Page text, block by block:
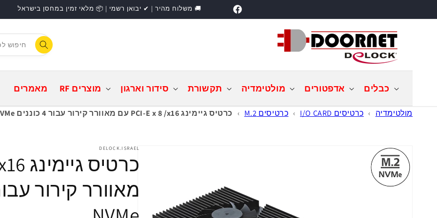
Facebook
🚚 משלוח מהיר | ✔ יבואן רשמי | 📦 מלאי זמין במחסן בישראל
כבלים אדפטורים מולטימדיה תקשורת סידור וארגון מוצרים RF מאמרים
התחברות
מולטימדיה › כרטיסים I/O CARD › כרטיסים M.2 › כרטיס גיימינג PCI-E x 8 /x16 עם מאוורר קירור עבור 4 כוננים M.2 NVMe
דילוג
למידע
מוצר
DELOCK.ISRAEL